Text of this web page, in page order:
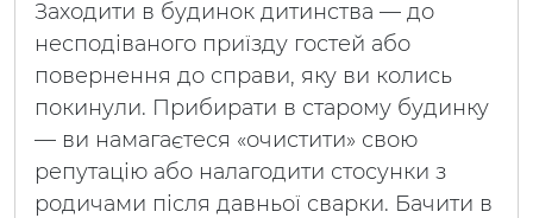
Заходити в будинок дитинства — до
несподіваного приїзду гостей або
повернення до справи, яку ви колись
покинули. Прибирати в старому будинку
— ви намагаєтеся «очистити» свою
репутацію або налагодити стосунки з
родичами після давньої сварки. Бачити в